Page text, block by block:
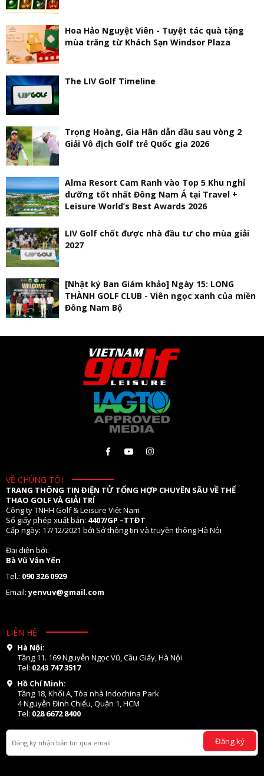
Hoa Hảo Nguyệt Viên - Tuyệt tác quà tặng
mùa trăng từ Khách Sạn Windsor Plaza
The LIV Golf Timeline
Trọng Hoàng, Gia Hân dẫn đầu sau vòng 2
Giải Vô địch Golf trẻ Quốc gia 2026
Alma Resort Cam Ranh vào Top 5 Khu nghỉ
dưỡng tốt nhất Đông Nam Á tại Travel +
Leisure World’s Best Awards 2026
LIV Golf chốt được nhà đầu tư cho mùa giải
2027
[Nhật ký Ban Giám khảo] Ngày 15: LONG
THÀNH GOLF CLUB - Viên ngọc xanh của miền
Đông Nam Bộ
VỀ CHÚNG TÔI
TRANG THÔNG TIN ĐIỆN TỬ TỔNG HỢP CHUYÊN SÂU VỀ THỂ
THAO GOLF VÀ GIẢI TRÍ
Công ty TNHH Golf & Leisure Việt Nam
Số giấy phép xuất bản: 4407/GP –TTĐT
Cấp ngày: 17/12/2021 bởi Sở thông tin và truyền thông Hà Nội
Đại diện bởi:
Bà Vũ Vân Yến
Tel.: 090 326 0929
Email:yenvuv@gmail.com
LIÊN HỆ
Hà Nội:
Tầng 11. 169 Nguyễn Ngọc Vũ, Cầu Giấy, Hà Nội
Tel: 0243 747 3517
Hồ Chí Minh:
Tầng 18, Khối A, Tòa nhà Indochina Park
4 Nguyễn Đình Chiểu, Quận 1, HCM
Tel: 028 6672 8400
Đăng ký